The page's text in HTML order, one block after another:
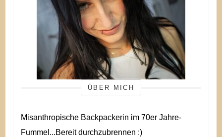
ÜBER MICH
Misanthropische Backpackerin im 70er Jahre-
Fummel...Bereit durchzubrennen :)